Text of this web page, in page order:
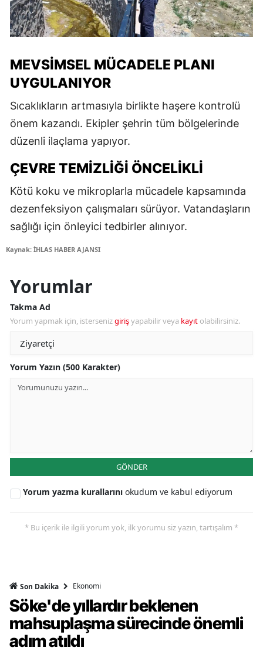
MEVSIMSEL MÜCADELE PLANI
UYGULANIYOR
Sıcaklıkların artmasıyla birlikte haşere kontrolü
önem kazandı. Ekipler şehrin tüm bölgelerinde
düzenli ilaçlama yapıyor.
ÇEVRE TEMIZLIĞI ÖNCELIKLI
Kötü koku ve mikroplarla mücadele kapsamında
dezenfeksiyon çalışmaları sürüyor. Vatandaşların
sağlığı için önleyici tedbirler alınıyor.
Kaynak: İHLAS HABER AJANSI
Yorumlar
Takma Ad
Yorum yapmak için, istersenizgirişyapabilir veya kayıt olabilirsiniz.
Yorum Yazın (500 Karakter)
GÖNDER
Yorum yazma kurallarını okudum ve kabul ediyorum
* Bu içerik ile ilgili yorum yok, ilk yorumu siz yazın, tartışalım *
Son Dakika Ekonomi
Söke'de yıllardır beklenen
mahsuplaşma sürecinde önemli
adım atıldı